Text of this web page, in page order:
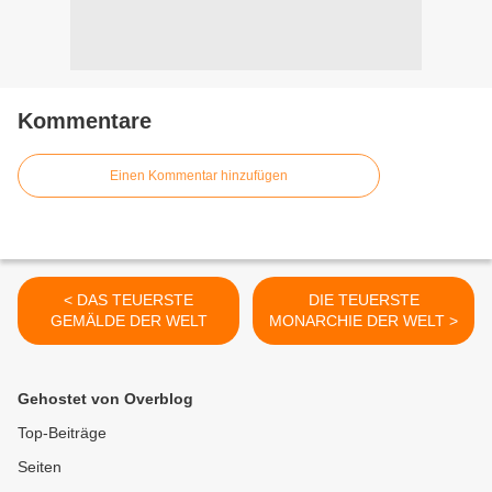
Kommentare
Einen Kommentar hinzufügen
< DAS TEUERSTE
GEMÄLDE DER WELT
DIE TEUERSTE
MONARCHIE DER WELT >
Gehostet von Overblog
Top-Beiträge
Seiten